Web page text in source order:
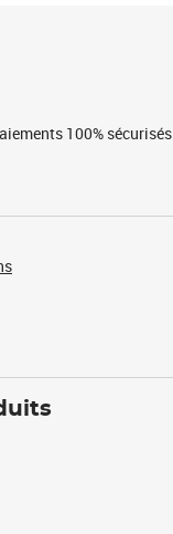
100% sécurisés